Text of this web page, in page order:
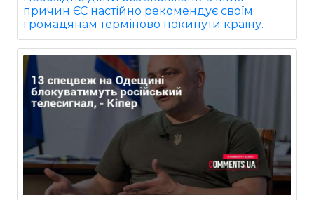
причин ЄС настійно рекомендує своїм
громадянам терміново покинути країну.